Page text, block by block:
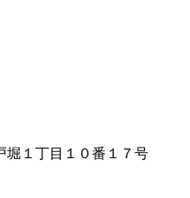
堀１丁目１０番１７号